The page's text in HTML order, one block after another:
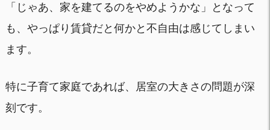
「じゃあ、家を建てるのをやめようかな」となって
も、やっぱり賃貸だと何かと不自由は感じてしまい
ます。
特に子育て家庭であれば、居室の大きさの問題が深
刻です。